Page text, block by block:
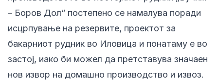
– Боров Дол“ постепено се намалува поради
исцрпување на резервите, проектот за
бакарниот рудник во Иловица и понатаму е во
застој, иако би можел да претставува значаен
нов извор на домашно производство и извоз.